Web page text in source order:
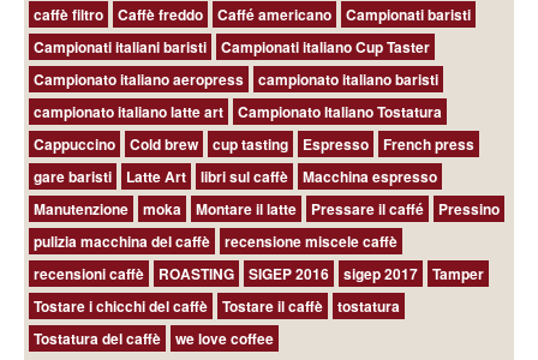
caffè filtro
Caffè freddo Caffé americano
Campionati baristi
Campionati italiani baristi
Campionati italiano Cup Taster
Campionato italiano aeropress
campionato italiano baristi
campionato italiano latte art
Campionato Italiano Tostatura
Cappuccino
Cold brew cup tasting Espresso
French press
gare baristi
Latte Art libri sul caffè
Macchina espresso
Manutenzione
moka Montare il latte Pressare il caffé
Pressino
pulizia macchina del caffè
recensione miscele caffè
recensioni caffè
ROASTING SIGEP 2016 sigep 2017
Tamper
Tostare i chicchi del caffè
Tostare il caffè
tostatura
Tostatura del caffè
we love coffee